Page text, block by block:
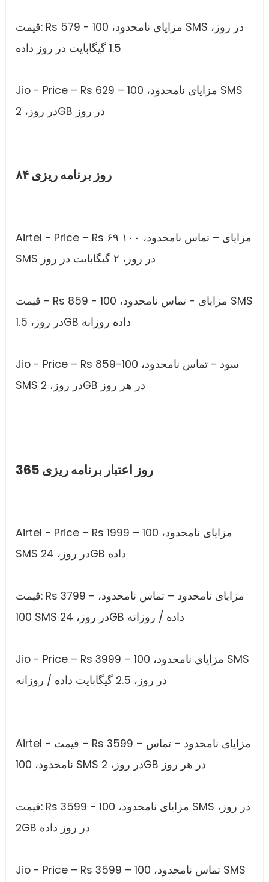
قیمت: Rs 579 - مزایای نامحدود، 100 SMS در روز،
1.5 گیگابایت در روز داده
Jio - Price – Rs 629 – مزایای نامحدود، 100 SMS
در روز، 2GB در روز
۸۴ روز برنامه ریزی
Airtel - Price – Rs ۶۹ مزایای – تماس نامحدود، ۱۰۰
SMS در روز، ۲ گیگابایت در روز
قیمت - Rs 859 - مزایای - تماس نامحدود، 100 SMS
در روز، 1.5GB داده روزانه
Jio - Price – Rs 859-سود - تماس نامحدود، 100
SMS در روز، 2GB در هر روز
365 روز اعتبار برنامه ریزی
Airtel - Price – Rs 1999 – مزایای نامحدود، 100
SMS در روز، 24GB داده
قیمت: Rs 3799 - مزایای نامحدود – تماس نامحدود،
100 SMS در روز، 24GB داده / روزانه
Jio - Price – Rs 3999 – مزایای نامحدود، 100 SMS
در روز، 2.5 گیگابایت داده / روزانه
Airtel - قیمت – Rs 3599 – مزایای نامحدود – تماس
نامحدود، 100 SMS در روز، 2GB در هر روز
قیمت: Rs 3599 - مزایای نامحدود، 100 SMS در روز،
2GB در روز داده
Jio - Price – Rs 3599 – تماس نامحدود، 100 SMS